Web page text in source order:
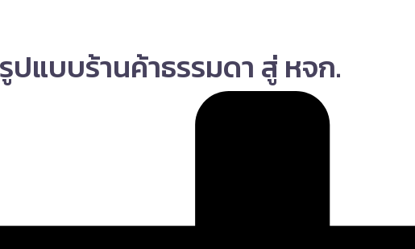
แบบร้านค้าธรรมดา สู่ หจก.